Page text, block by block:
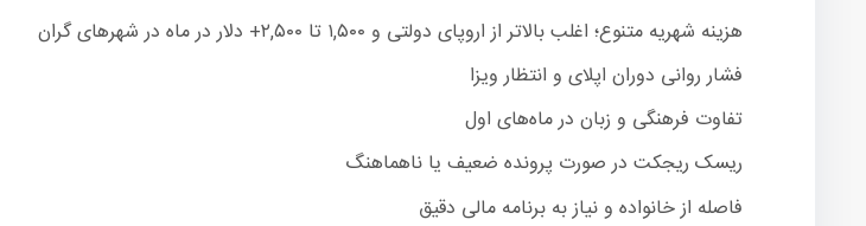
هزینه شهریه متنوع؛ اغلب بالاتر از اروپای دولتی و ۱,۵۰۰ تا ۲,۵۰۰+ دلار در ماه در شهرهای گران
فشار روانی دوران اپلای و انتظار ویزا
تفاوت فرهنگی و زبان در ماه‌های اول
ریسک ریجکت در صورت پرونده ضعیف یا ناهماهنگ
فاصله از خانواده و نیاز به برنامه مالی دقیق